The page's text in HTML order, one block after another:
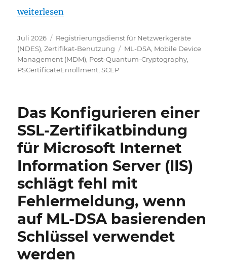
„Beantragen von Zertifikaten mit auf ML-DSA
weiterlesen
Veröffentlicht
am
Juli 2026 Kategorien
Registrierungsdienst für Netzwerkgeräte
(NDES) ,Zertifikat-Benutzung Schlagwörter
ML-DSA Mobile Device
Management (MDM) Post-Quantum-Cryptography
PSCertificateEnrollment ,SCEP
Das Konfigurieren einer
SSL-Zertifikatbindung
für Microsoft Internet
Information Server (IIS)
schlägt fehl mit
Fehlermeldung, wenn
auf ML-DSA basierenden
Schlüssel verwendet
werden